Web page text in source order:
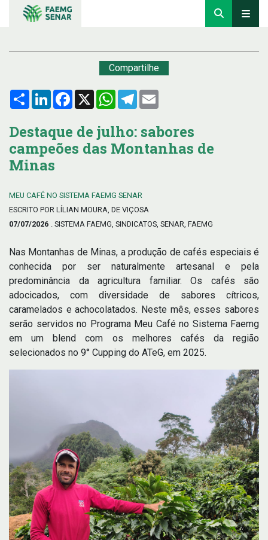
Compartilhe
Compartilhar
LinkedInFacebook
X WhatsApp
Telegram
Destaque de julho: sabores
campeões das Montanhas de
Minas
MEU CAFÉ NO SISTEMA FAEMG SENAR
ESCRITO POR LÍLIAN MOURA, DE VIÇOSA
07/07/2026 . SISTEMA FAEMG, SINDICATOS, SENAR, FAEMG
Nas Montanhas de Minas, a produção de cafés especiais é
conhecida por ser naturalmente artesanal e pela
predominância da agricultura familiar. Os cafés são
adocicados, com diversidade de sabores cítricos,
caramelados e achocolatados. Neste mês, esses sabores
serão servidos no Programa Meu Café no Sistema Faemg
em um blend com os melhores cafés da região
selecionados no 9° Cupping do ATeG, em 2025.